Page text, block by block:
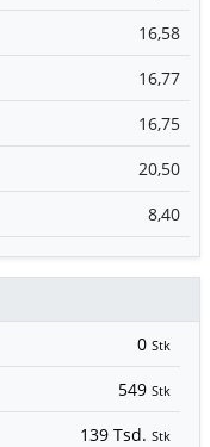
16,58
16,77
16,75
20,50
8,40
0 Stk
549 Stk
139 Tsd. Stk